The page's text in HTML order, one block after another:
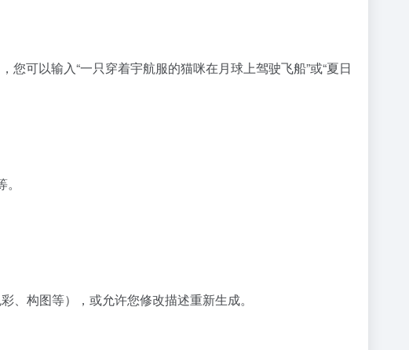
可以输入“一只穿着宇航服的猫咪在月球上驾驶飞船”或“夏日
构图等），或允许您修改描述重新生成。